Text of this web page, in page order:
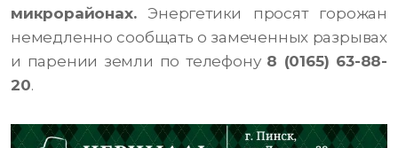
микрорайонах.Энергетики просят горожан
немедленно сообщать о замеченных разрывах
и парении земли по телефону 8 (0165) 63-88-
20.